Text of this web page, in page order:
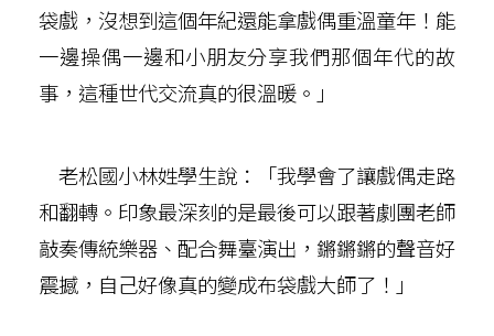
袋戲，沒想到這個年紀還能拿戲偶重溫童年！能
一邊操偶一邊和小朋友分享我們那個年代的故
事，這種世代交流真的很溫暖。」
老松國小林姓學生說：「我學會了讓戲偶走路
和翻轉。印象最深刻的是最後可以跟著劇團老師
敲奏傳統樂器、配合舞臺演出，鏘鏘鏘的聲音好
震撼，自己好像真的變成布袋戲大師了！」